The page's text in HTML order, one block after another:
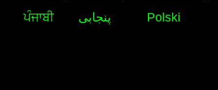
ਪੰਜਾਬੀ پنجابی Polski